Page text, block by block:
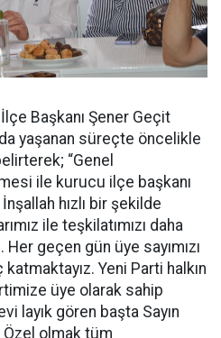
Başkanı Şener Geçit
yaşanan süreçte öncelikle
“Genel
ile kurucu ilçe başkanı
hızlı bir şekilde
ile teşkilatımızı daha
geçen gün üye sayımızı
Yeni Parti halkın
üye olarak sahip
layık gören başta Sayın
Özel olmak tüm